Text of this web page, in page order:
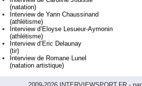
(natation)
Interview de Yann Chaussinand
(athlétisme)
Interview d’Eloyse Lesueur-Aymonin
(athlétisme)
Interview d’Eric Delaunay
(tir)
Interview de Romane Lunel
(natation artistique)